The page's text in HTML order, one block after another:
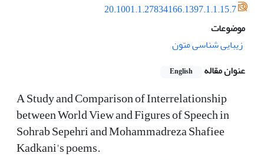
20.1001.1.27834166.1397.1.1.15.7
موضوعات
زیبایی شناسی متون
عنوان مقاله
English
A Study and Comparison of Interrelationship
between World View and Figures of Speech in
Sohrab Sepehri and Mohammadreza Shafiee
Kadkani's poems.